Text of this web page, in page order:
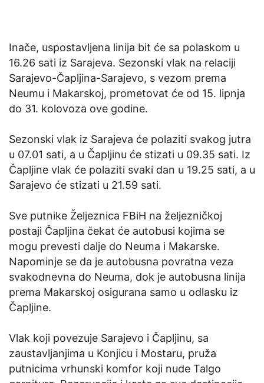
Inače, uspostavljena linija bit će sa polaskom u
16.26 sati iz Sarajeva. Sezonski vlak na relaciji
Sarajevo-Čapljina-Sarajevo, s vezom prema
Neumu i Makarskoj, prometovat će od 15. lipnja
do 31. kolovoza ove godine.
Sezonski vlak iz Sarajeva će polaziti svakog jutra
u 07.01 sati, a u Čapljinu će stizati u 09.35 sati. Iz
Čapljine vlak će polaziti svaki dan u 19.25 sati, a u
Sarajevo će stizati u 21.59 sati.
Sve putnike Željeznica FBiH na željezničkoj
postaji Čapljina čekat će autobusi kojima se
mogu prevesti dalje do Neuma i Makarske.
Napominje se da je autobusna povratna veza
svakodnevna do Neuma, dok je autobusna linija
prema Makarskoj osigurana samo u odlasku iz
Čapljine.
Vlak koji povezuje Sarajevo i Čapljinu, sa
zaustavljanjima u Konjicu i Mostaru, pruža
putnicima vrhunski komfor koji nude Talgo